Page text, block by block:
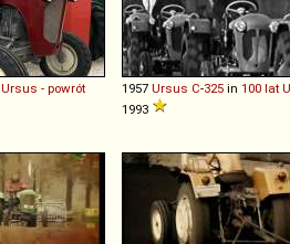
Ursus - powrót
1957 Ursus C-325 in 100 lat
1993